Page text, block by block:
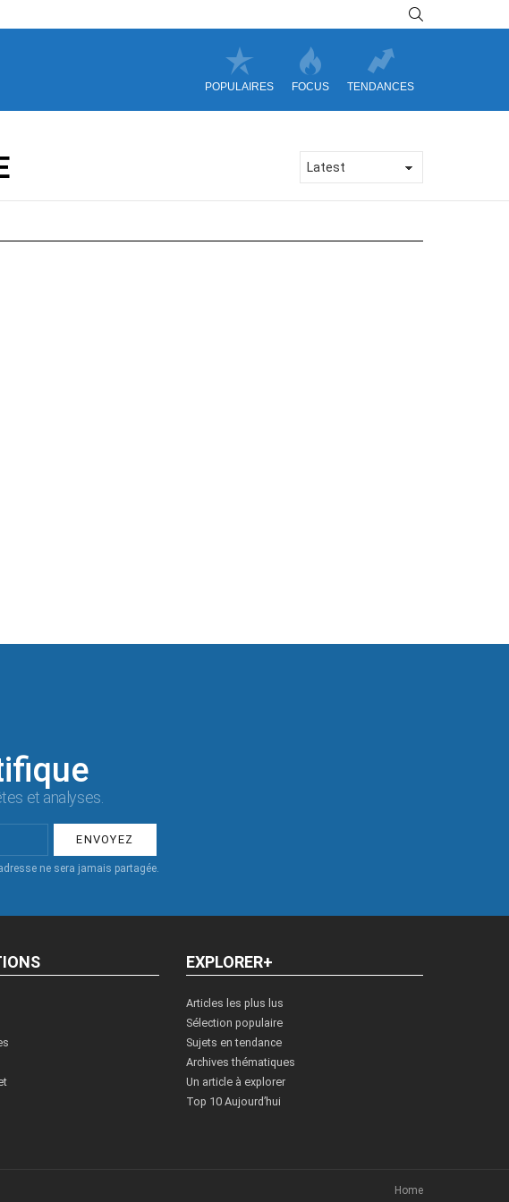
POPULAIRES FOCUS TENDANCES
et analyses.
ne sera jamais partagée.
EXPLORER+
Articles les plus lus
Sélection populaire
Sujets en tendance
Archives thématiques
Un article à explorer
Top 10 Aujourd’hui
Home